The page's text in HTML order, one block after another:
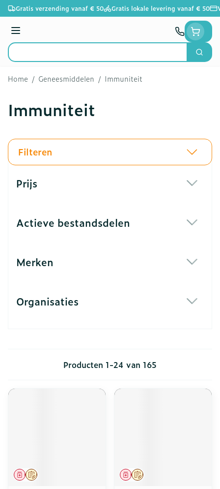
Ga naar de inhoud
Gratis verzending vanaf € 50 Gratis lokale levering vanaf € 50
Menu
Product, merk, categorie...
Zoek
Home / Geneesmiddelen / Immuniteit
Immuniteit
Filteren
Prijs
Actieve bestandsdelen
Merken
Organisaties
Producten 1-24 van 165
Op voorschrift
Geneesmiddel Op voorschrift
Geneesmiddel